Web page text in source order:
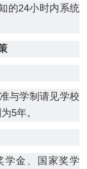
的24小时内系统
与学制请见学校
5年。
学金、国家奖学